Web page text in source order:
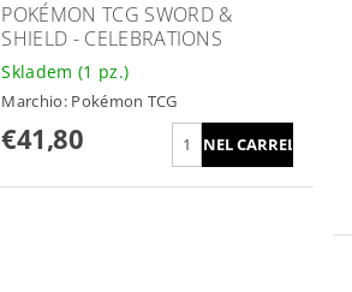
POKÉMON TCG SWORD &
SHIELD - CELEBRATIONS
Skladem (1 pz.)
Marchio: Pokémon TCG
€41,80